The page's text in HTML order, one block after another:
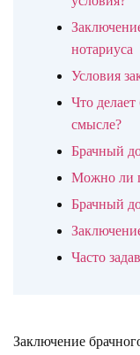
нотариуса
Условия
Что
смысле?
Брачный
Можно ли
Брачный
Часто
Заключение